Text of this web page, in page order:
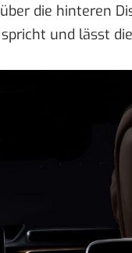
die hinteren
und lässt